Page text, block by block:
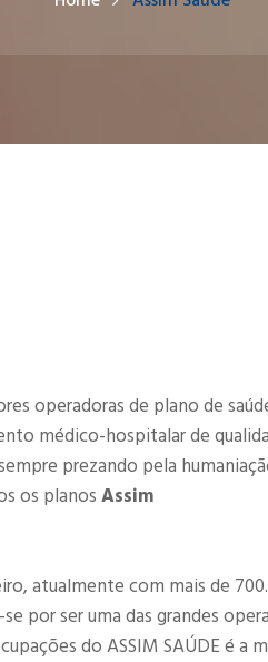
operadoras de plano de
médico-hospitalar de
prezando pela
os planos Assim
atualmente com mais de
por ser uma das grandes
do ASSIM SAÚDE é a